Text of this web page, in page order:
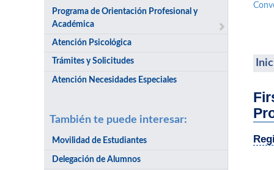
Programa de Orientación Profesional y
Académica
Atención Psicológica
Trámites y Solicitudes
Atención Necesidades Especiales
También te puede interesar:
Movilidad de Estudiantes
Delegación de Alumnos